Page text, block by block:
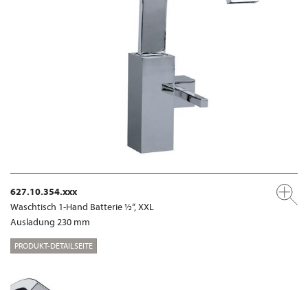
627.10.354.xxx
Waschtisch 1-Hand Batterie ½“, XXL
Ausladung 230 mm
PRODUKT-DETAILSEITE